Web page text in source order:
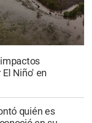
Niño' en
quién es